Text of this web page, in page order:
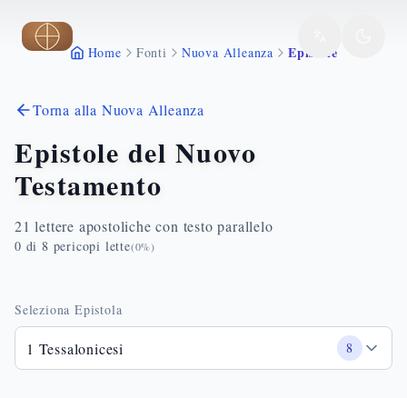
Vai al contenuto principale
Home Fonti Nuova Alleanza Epistole
Torna alla Nuova Alleanza
Epistole del Nuovo
Testamento
21 lettere apostoliche con testo parallelo
0 di 8 pericopi lette(0%)
Seleziona Epistola
1 Tessalonicesi 8